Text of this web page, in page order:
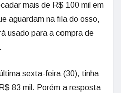
mais de R$ 100 mil em
aguardam na fila do osso,
usado para a compra de
sexta-feira (30), tinha
83 mil. Porém a resposta